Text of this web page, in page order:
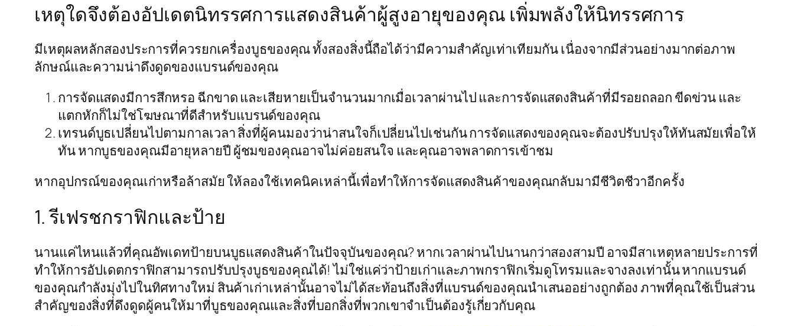
เหตุใดจึงต้องอัปเดตนิทรรศการแสดงสินค้าผู้สูงอายุของคุณ เพิ่มพลังให้นิทรรศการ
มีเหตุผลหลักสองประการที่ควรยกเครื่องบูธของคุณ ทั้งสองสิ่งนี้ถือได้ว่ามีความสำคัญเท่าเทียมกัน เนื่องจากมีส่วนอย่างมากต่อภาพ
ลักษณ์และความน่าดึงดูดของแบรนด์ของคุณ
การจัดแสดงมีการสึกหรอ ฉีกขาด และเสียหายเป็นจำนวนมากเมื่อเวลาผ่านไป และการจัดแสดงสินค้าที่มีรอยถลอก ขีดข่วน และ
แตกหักก็ไม่ใช่โฆษณาที่ดีสำหรับแบรนด์ของคุณ
เทรนด์บูธเปลี่ยนไปตามกาลเวลา สิ่งที่ผู้คนมองว่าน่าสนใจก็เปลี่ยนไปเช่นกัน การจัดแสดงของคุณจะต้องปรับปรุงให้ทันสมัยเพื่อให้
ทัน หากบูธของคุณมีอายุหลายปี ผู้ชมของคุณอาจไม่ค่อยสนใจ และคุณอาจพลาดการเข้าชม
หากอุปกรณ์ของคุณเก่าหรือล้าสมัย ให้ลองใช้เทคนิคเหล่านี้เพื่อทำให้การจัดแสดงสินค้าของคุณกลับมามีชีวิตชีวาอีกครั้ง
1. รีเฟรชกราฟิกและป้าย
นานแค่ไหนแล้วที่คุณอัพเดทป้ายบนบูธแสดงสินค้าในปัจจุบันของคุณ? หากเวลาผ่านไปนานกว่าสองสามปี อาจมีสาเหตุหลายประการที่
ทำให้การอัปเดตกราฟิกสามารถปรับปรุงบูธของคุณได้! ไม่ใช่แค่ว่าป้ายเก่าและภาพกราฟิกเริ่มดูโทรมและจางลงเท่านั้น หากแบรนด์
ของคุณกำลังมุ่งไปในทิศทางใหม่ สินค้าเก่าเหล่านั้นอาจไม่ได้สะท้อนถึงสิ่งที่แบรนด์ของคุณนำเสนออย่างถูกต้อง ภาพที่คุณใช้เป็นส่วน
สำคัญของสิ่งที่ดึงดูดผู้คนให้มาที่บูธของคุณและสิ่งที่บอกสิ่งที่พวกเขาจำเป็นต้องรู้เกี่ยวกับคุณ